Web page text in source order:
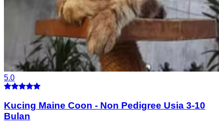
5.0
Kucing Maine Coon - Non Pedigree Usia 3-10
Bulan